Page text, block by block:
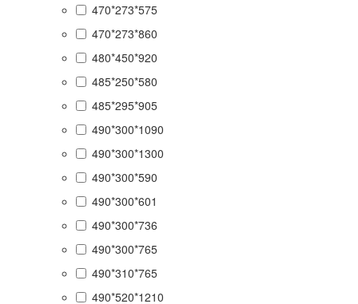
470*273*575
470*273*860
480*450*920
485*250*580
485*295*905
490*300*1090
490*300*1300
490*300*590
490*300*601
490*300*736
490*300*765
490*310*765
490*520*1210